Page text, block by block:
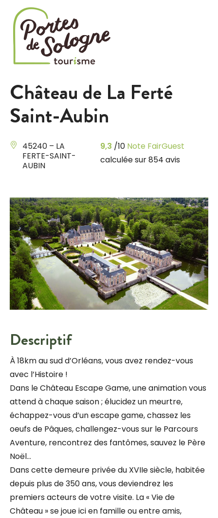
Château de La Ferté
Saint-Aubin
45240 – LA
FERTE-SAINT-
AUBIN
9,3 /10 Note FairGuest
calculée sur 854 avis
Descriptif
À 18km au sud d’Orléans, vous avez rendez-vous
avec l’Histoire !
Dans le Château Escape Game, une animation vous
attend à chaque saison ; élucidez un meurtre,
échappez-vous d’un escape game, chassez les
oeufs de Pâques, challengez-vous sur le Parcours
Aventure, rencontrez des fantômes, sauvez le Père
Noël…
Dans cette demeure privée du XVIIe siècle, habitée
depuis plus de 350 ans, vous deviendrez les
premiers acteurs de votre visite. La « Vie de
Château » se joue ici en famille ou entre amis,